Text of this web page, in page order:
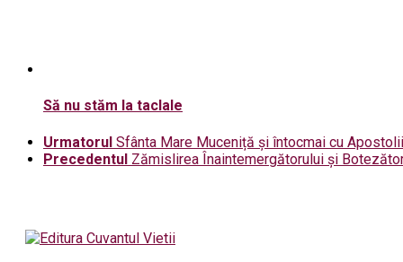
Să nu stăm la taclale
Urmatorul Sfânta Mare Muceniță și întocmai cu
Precedentul Zămislirea Înaintemergătorului și